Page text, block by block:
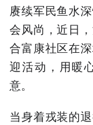
赓续军民鱼水
会风尚，近日
合富康社区在
迎活动，用暖
意。
当身着戎装的